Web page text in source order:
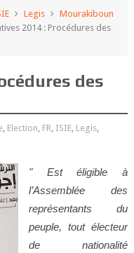
Legis
Mourakiboun
2014 : Procédures des
des
, Election, FR, ISIE, Legis,
" Est éligible à
l’Assemblée des
représentants du
peuple, tout électeur
de nationalité